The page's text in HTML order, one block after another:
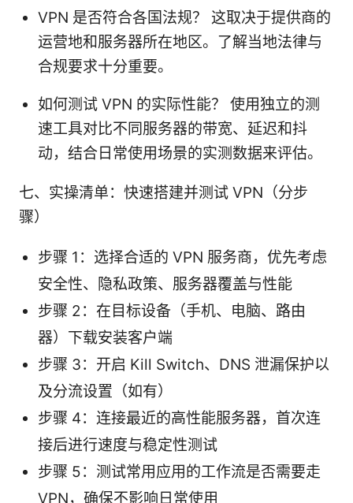
VPN 是否符合各国法规？ 这取决于提供商的
运营地和服务器所在地区。了解当地法律与
合规要求十分重要。
如何测试 VPN 的实际性能？ 使用独立的测
速工具对比不同服务器的带宽、延迟和抖
动，结合日常使用场景的实测数据来评估。
七、实操清单：快速搭建并测试 VPN（分步
骤）
步骤 1：选择合适的 VPN 服务商，优先考虑
安全性、隐私政策、服务器覆盖与性能
步骤 2：在目标设备（手机、电脑、路由
器）下载安装客户端
步骤 3：开启 Kill Switch、DNS 泄漏保护以
及分流设置（如有）
步骤 4：连接最近的高性能服务器，首次连
接后进行速度与稳定性测试
步骤 5：测试常用应用的工作流是否需要走
VPN，确保不影响日常使用